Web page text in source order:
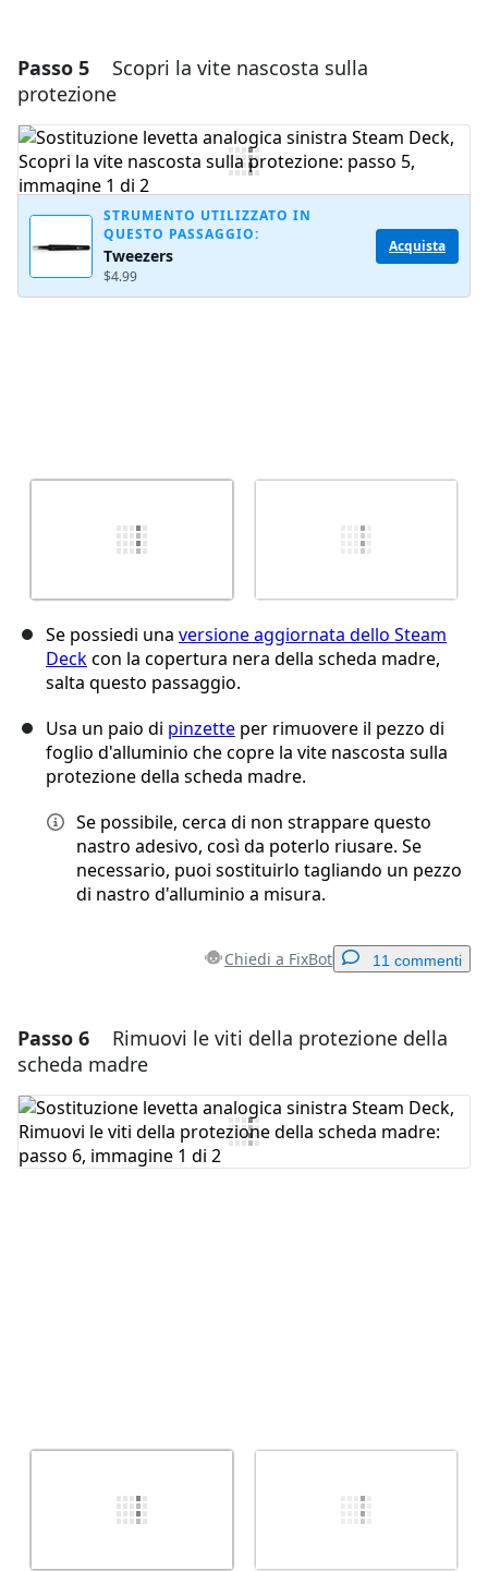
Passo 5
Scopri la vite nascosta sulla
protezione
STRUMENTO UTILIZZATO IN
QUESTO PASSAGGIO:
Tweezers
$4.99
Acquista
Se possiedi una versione aggiornata dello Steam
Deckcon la copertura nera della scheda madre,
salta questo passaggio.
Usa un paio di pinzette per rimuovere il pezzo di
foglio d'alluminio che copre la vite nascosta sulla
protezione della scheda madre.
Se possibile, cerca di non strappare questo
nastro adesivo, così da poterlo riusare. Se
necessario, puoi sostituirlo tagliando un pezzo
di nastro d'alluminio a misura.
Chiedi a FixBot 11 commenti
Aggiungi un commento
Aggiungi Commento
Passo 6
Rimuovi le viti della protezione della
scheda madre